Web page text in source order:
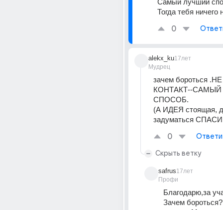
Самый лучший
Тогда тебя ничего
0
alekx_ku
Мудрец
17лет
зачем бороться
КОНТАКТ--
СПОСОБ.
(А ИДЕЯ стоящая,
задуматься
0
Скрыть ветку
safrus
Профи
17лет
Благодарю,за
Зачем